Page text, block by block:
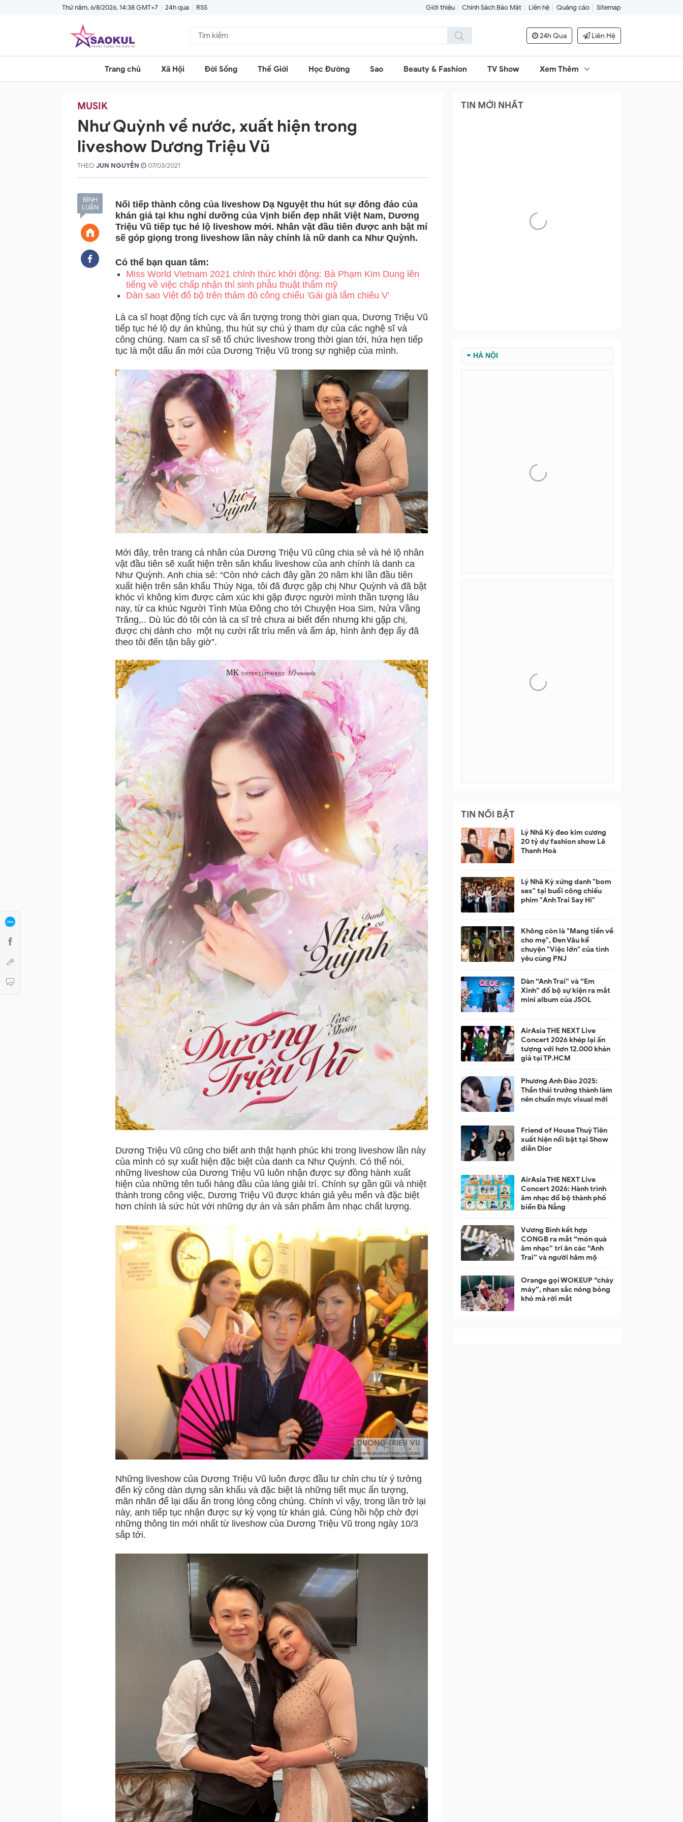
Thứ năm, 6/8/2026, 14:38 GMT+7 24h qua RSS Giới thiệu Chính Sách Bảo Mật Liên hệ Quảng cáo Sitemap
24h Qua Liên Hệ
Trang chủ Xã Hội Đời Sống Thế Giới Học Đường Sao Beauty & Fashion TV Show Xem Thêm
MUSIK
Như Quỳnh về nước, xuất hiện trong
liveshow Dương Triệu Vũ
THEO JUN NGUYỄN 07/03/2021
BÌNH
LUẬN
Nối tiếp thành công của liveshow Dạ Nguyệt thu hút sự đông đảo của
khán giả tại khu nghỉ dưỡng của Vịnh biển đẹp nhất Việt Nam, Dương
Triệu Vũ tiếp tục hé lộ liveshow mới. Nhân vật đầu tiên được anh bật mí
sẽ góp giọng trong liveshow lần này chính là nữ danh ca Như Quỳnh.
Có thể bạn quan tâm:
Miss World Vietnam 2021 chính thức khởi động: Bà Phạm Kim Dung lên
tiếng về việc chấp nhận thí sinh phẫu thuật thẩm mỹ
Dàn sao Việt đổ bộ trên thảm đỏ công chiếu 'Gái già lắm chiêu V'
Là ca sĩ hoạt động tích cực và ấn tượng trong thời gian qua, Dương Triệu Vũ
tiếp tục hé lộ dự án khủng, thu hút sự chú ý tham dự của các nghệ sĩ và
công chúng. Nam ca sĩ sẽ tổ chức liveshow trong thời gian tới, hứa hẹn tiếp
tục là một dấu ấn mới của Dương Triệu Vũ trong sự nghiệp của mình.
Mới đây, trên trang cá nhân của Dương Triệu Vũ cũng chia sẻ và hé lộ nhân
vật đầu tiên sẽ xuất hiện trên sân khấu liveshow của anh chính là danh ca
Như Quỳnh. Anh chia sẻ: “Còn nhớ cách đây gần 20 năm khi lần đầu tiên
xuất hiện trên sân khấu Thúy Nga, tôi đã được gặp chị Như Quỳnh và đã bật
khóc vì không kìm được cảm xúc khi gặp được người mình thần tượng lâu
nay, từ ca khúc Người Tình Mùa Đông cho tới Chuyện Hoa Sim, Nửa Vầng
Trăng,.. Dù lúc đó tôi còn là ca sĩ trẻ chưa ai biết đến nhưng khi gặp chị,
được chị dành cho một nụ cười rất trìu mến và ấm áp, hình ảnh đẹp ấy đã
theo tôi đến tận bây giờ”.
Dương Triệu Vũ cũng cho biết anh thật hạnh phúc khi trong liveshow lần này
của mình có sự xuất hiện đặc biệt của danh ca Như Quỳnh. Có thể nói,
những liveshow của Dương Triệu Vũ luôn nhận được sự đồng hành xuất
hiện của những tên tuổi hàng đầu của làng giải trí. Chính sự gần gũi và nhiệt
thành trong công việc, Dương Triệu Vũ được khán giả yêu mến và đặc biệt
hơn chính là sức hút với những dự án và sản phẩm âm nhạc chất lượng.
Những liveshow của Dương Triệu Vũ luôn được đầu tư chỉn chu từ ý tưởng
đến kỳ công dàn dựng sân khấu và đặc biệt là những tiết mục ấn tượng,
mãn nhãn để lại dấu ấn trong lòng công chúng. Chính vì vậy, trong lần trở lại
này, anh tiếp tục nhận được sự kỳ vọng từ khán giả. Cùng hồi hộp chờ đợi
những thông tin mới nhất từ liveshow của Dương Triệu Vũ trong ngày 10/3
sắp tới.
TIN MỚI NHẤT
HÀ NỘI
TIN NỔI BẬT
Lý Nhã Kỳ đeo kim cương
20 tỷ dự fashion show Lê
Thanh Hoà
Lý Nhã Kỳ xứng danh "bom
sex" tại buổi công chiếu
phim "Anh Trai Say Hi"
Không còn là "Mang tiền về
cho mẹ", Đen Vâu kể
chuyện "Việc lớn" của tình
yêu cùng PNJ
Dàn “Anh Trai” và “Em
Xinh” đổ bộ sự kiện ra mắt
mini album của JSOL
AirAsia THE NEXT Live
Concert 2026 khép lại ấn
tượng với hơn 12.000 khán
giả tại TP.HCM
Phương Anh Đào 2025:
Thần thái trưởng thành làm
nên chuẩn mực visual mới
Friend of House Thuỳ Tiên
xuất hiện nổi bật tại Show
diễn Dior
AirAsia THE NEXT Live
Concert 2026: Hành trình
âm nhạc đổ bộ thành phố
biển Đà Nẵng
Vương Bình kết hợp
CONGB ra mắt “món quà
âm nhạc” tri ân các “Anh
Trai” và người hâm mộ
Orange gọi WOKEUP “cháy
máy”, nhan sắc nóng bỏng
khó mà rời mắt